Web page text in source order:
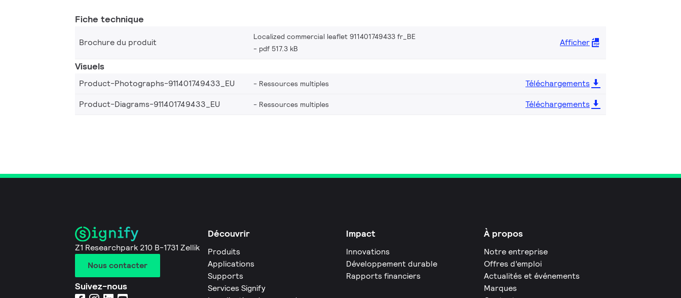
Fiche technique
Brochure du produit
Localized commercial leaflet 911401749433 fr_BE
pdf 517.3 kB
Afficher
Visuels
Product-Photographs-911401749433_EU Ressources multiples
Téléchargements
Product-Diagrams-911401749433_EU
Ressources multiples Téléchargements
Z1 Researchpark 210 B-1731 Zellik
Nous contacter
Suivez-nous
Découvrir
Produits
Applications
Supports
Services Signify
Impact
Innovations
Développement durable
Rapports financiers
À propos
Notre entreprise
Offres d’emploi
Actualités et événements
Marques